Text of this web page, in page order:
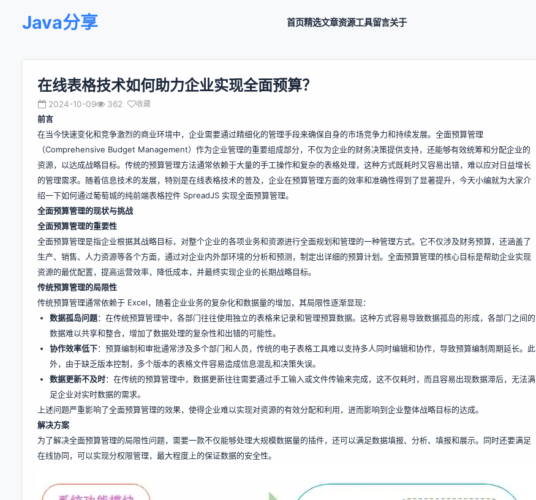
Java分享 首页精选文章资源工具留言关于
在线表格技术如何助力企业实现全面预算？
2024-10-09 362 收藏
前言
在当今快速变化和竞争激烈的商业环境中，企业需要通过精细化的管理手段来确保自身的市场竞争力和持续发展。全面预算管理
（Comprehensive Budget Management）作为企业管理的重要组成部分，不仅为企业的财务决策提供支持，还能够有效统筹和分配企业的
资源，以达成战略目标。传统的预算管理方法通常依赖于大量的手工操作和复杂的表格处理，这种方式既耗时又容易出错，难以应对日益增长
的管理需求。随着信息技术的发展，特别是在线表格技术的普及，企业在预算管理方面的效率和准确性得到了显著提升，今天小编就为大家介
绍一下如何通过葡萄城的纯前端表格控件 SpreadJS 实现全面预算管理。
全面预算管理的现状与挑战
全面预算管理的重要性
全面预算管理是指企业根据其战略目标，对整个企业的各项业务和资源进行全面规划和管理的一种管理方式。它不仅涉及财务预算，还涵盖了
生产、销售、人力资源等各个方面，通过对企业内外部环境的分析和预测，制定出详细的预算计划。全面预算管理的核心目标是帮助企业实现
资源的最优配置，提高运营效率，降低成本，并最终实现企业的长期战略目标。
传统预算管理的局限性
传统预算管理通常依赖于 Excel，随着企业业务的复杂化和数据量的增加，其局限性逐渐显现：
数据孤岛问题：在传统预算管理中，各部门往往使用独立的表格来记录和管理预算数据。这种方式容易导致数据孤岛的形成，各部门之间的
数据难以共享和整合，增加了数据处理的复杂性和出错的可能性。
协作效率低下：预算编制和审批通常涉及多个部门和人员，传统的电子表格工具难以支持多人同时编辑和协作，导致预算编制周期延长。此
外，由于缺乏版本控制，多个版本的表格文件容易造成信息混乱和决策失误。
数据更新不及时：在传统的预算管理中，数据更新往往需要通过手工输入或文件传输来完成，这不仅耗时，而且容易出现数据滞后，无法满
足企业对实时数据的需求。
上述问题严重影响了全面预算管理的效果，使得企业难以实现对资源的有效分配和利用，进而影响到企业整体战略目标的达成。
解决方案
为了解决全面预算管理的局限性问题，需要一款不仅能够处理大规模数据量的插件，还可以满足数据填报、分析、填报和展示。同时还要满足
在线协同，可以实现分权限管理，最大程度上的保证数据的安全性。